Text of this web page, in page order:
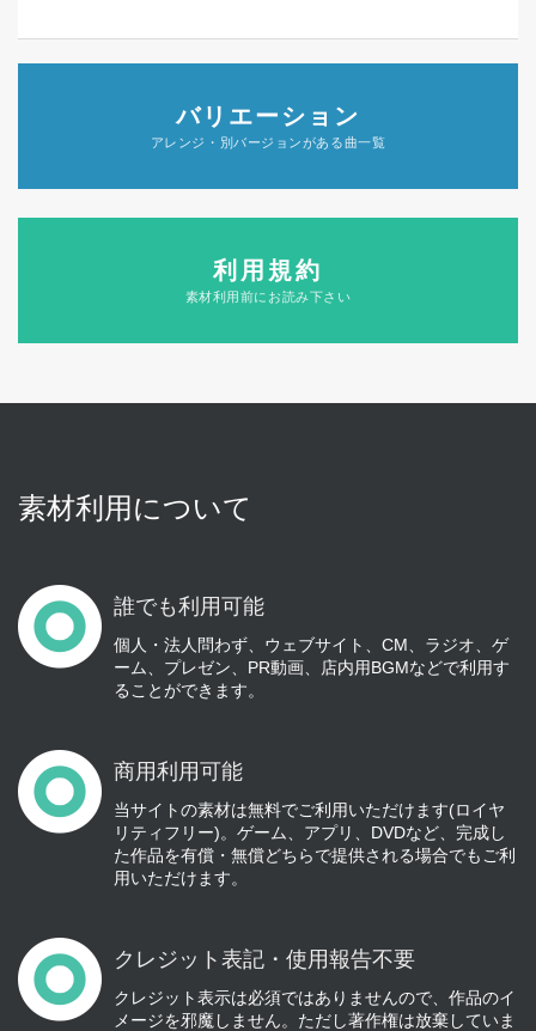
バリエーション
アレンジ・別バージョンがある曲一覧
利用規約
素材利用前にお読み下さい
素材利用について
誰でも利用可能
個人・法人問わず、ウェブサイト、CM、ラジオ、ゲ
ーム、プレゼン、PR動画、店内用BGMなどで利用す
ることができます。
商用利用可能
当サイトの素材は無料でご利用いただけます(ロイヤ
リティフリー)。ゲーム、アプリ、DVDなど、完成し
た作品を有償・無償どちらで提供される場合でもご利
用いただけます。
クレジット表記・使用報告不要
クレジット表示は必須ではありませんので、作品のイ
メージを邪魔しません。ただし著作権は放棄していま